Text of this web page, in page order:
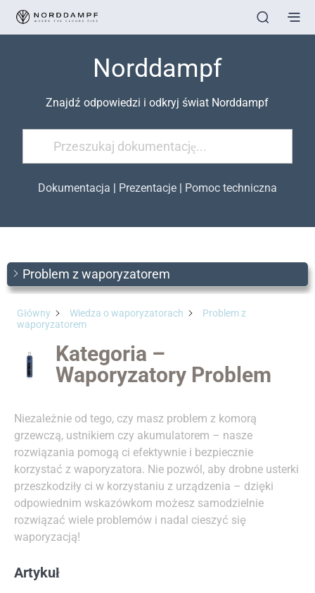
Norddampf
Znajdź odpowiedzi i odkryj świat Norddampf
Dokumentacja | Prezentacje| Pomoc techniczna
Problem z waporyzatorem
Główny Wiedza o waporyzatorach
Problem z
waporyzatorem
Kategoria –
Waporyzatory Problem
Niezależnie od tego, czy masz problem z komorą
grzewczą, ustnikiem czy akumulatorem – nasze
rozwiązania pomogą ci efektywnie i bezpiecznie
korzystać z waporyzatora. Nie pozwól, aby drobne usterki
przeszkodziły ci w korzystaniu z urządzenia – dzięki
odpowiednim wskazówkom możesz samodzielnie
rozwiązać wiele problemów i nadal cieszyć się
waporyzacją!
Artykuł